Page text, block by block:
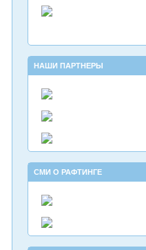
НАШИ ПАРТНЕРЫ
СМИ О РАФТИНГЕ